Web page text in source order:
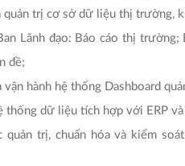
quản trị cơ sở dữ liệu thị trường,
Lãnh đạo: Báo cáo thị
đề;
vận hành hệ thống Dashboard
thống dữ liệu tích hợp với ERP
quản trị, chuẩn hóa và kiểm